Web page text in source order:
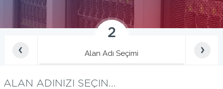
2
Alan Adı Seçimi
ALAN ADINIZI SEÇIN...